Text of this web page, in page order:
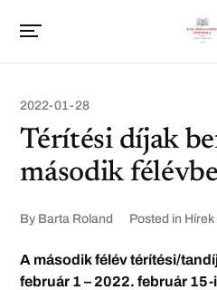
2022-01-28
Térítési díjak
második
By Barta Roland Posted in Hírek
A második félév térítési/
február 1 – 2022. február